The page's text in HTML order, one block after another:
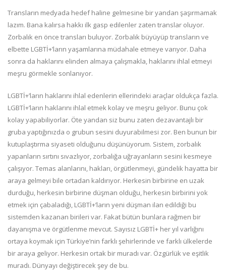
Transların medyada hedef haline gelmesine bir yandan şaşırmamak
lazım. Bana kalırsa hakkı ilk gasp edilenler zaten translar oluyor.
Zorbalık en önce transları buluyor. Zorbalık büyüyüp transların ve
elbette LGBTİ+’ların yaşamlarına müdahale etmeye varıyor. Daha
sonra da haklarını elinden almaya çalışmakla, haklarını ihlal etmeyi
meşru görmekle sonlanıyor.
LGBTİ+’ların haklarını ihlal edenlerin ellerindeki araçlar oldukça fazla.
LGBTİ+’ların haklarını ihlal etmek kolay ve meşru geliyor. Bunu çok
kolay yapabiliyorlar. Öte yandan siz bunu zaten dezavantajlı bir
gruba yaptığınızda o grubun sesini duyurabilmesi zor. Ben bunun bir
kutuplaştırma siyaseti olduğunu düşünüyorum. Sistem, zorbalık
yapanların sırtını sıvazlıyor, zorbalığa uğrayanların sesini kesmeye
çalışıyor. Temas alanlarını, hakları, örgütlenmeyi, gündelik hayatta bir
araya gelmeyi bile ortadan kaldırıyor. Herkesin birbirine en uzak
durduğu, herkesin birbirine düşman olduğu, herkesin birbirini yok
etmek için çabaladığı, LGBTİ+’ların yeni düşman ilan edildiği bu
sistemden kazanan birileri var. Fakat bütün bunlara rağmen bir
dayanışma ve örgütlenme mevcut. Sayısız LGBTİ+ her yıl varlığını
ortaya koymak için Türkiye’nin farklı şehirlerinde ve farklı ülkelerde
bir araya geliyor. Herkesin ortak bir muradı var. Özgürlük ve eşitlik
muradı. Dünyayı değiştirecek şey de bu.